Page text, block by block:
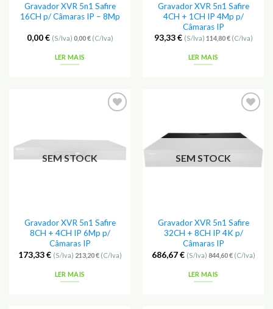
Gravador XVR 5n1 Safire
16CH p/ Câmaras IP – 8Mp
0,00€ (S/Iva) 0,00€(C/Iva)
LER MAIS
Gravador XVR 5n1 Safire
4CH + 1CH IP 4Mp p/
Câmaras IP
93,33€ (S/Iva) 114,80€(C/Iva)
LER MAIS
SEM STOCK
Gravador XVR 5n1 Safire
8CH + 4CH IP 6Mp p/
Câmaras IP
173,33€ (S/Iva) 213,20€(C/Iva)
LER MAIS
Favoritos
SEM STOCK
Gravador XVR 5n1 Safire
32CH + 8CH IP 4K p/
Câmaras IP
686,67€ (S/Iva) 844,60€(C/Iva)
LER MAIS